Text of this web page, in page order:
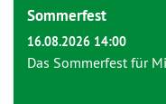
Sommerfest
16.08.2026 14:00
Das Sommerfest für